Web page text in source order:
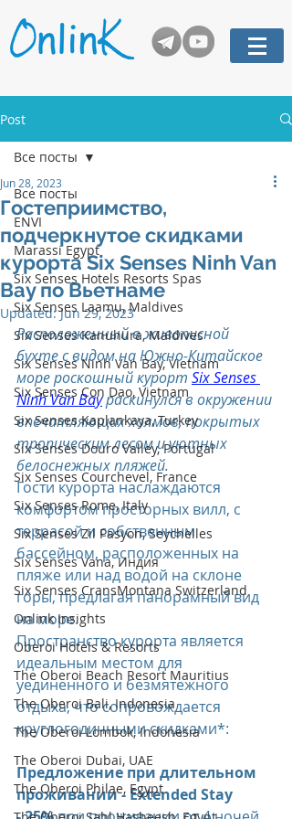
Post
Все посты
ENVI
Marassi Egypt
Six Senses Hotels Resorts Spas
Six Senses Laamu, Maldives
Six Senses Kanuhura, Maldives
Six Senses Ninh Van Bay, Vietnam
Six Senses Con Dao, Vietnam
Six Senses Kaplankaya, Turkey
Six Senses Douro Valley, Portugal
Six Senses Courchevel, France
Six Senses Rome, Italy
Six Senses Zil Pasyon, Seychelles
Six Senses Vana, Индия
Six Senses CransMontana Switzerland
Onlink Insights
Oberoi Hotels & Resorts
The Oberoi Beach Resort Mauritius
The Oberoi Bali, Indonesia
The Oberoi Lombok, Indonesia
The Oberoi Dubai, UAE
The Oberoi Philae, Egypt
Все посты
Гостеприимство,
подчеркнутое скидками
курорта Six Senses Ninh Van
Bay по Вьетнаме
Jun 28, 2023
Updated:Jun 29, 2023
Расположенный в живописной
бухте с видом на Южно-Китайское
море роскошный курорт Six Senses
Ninh Van Bay раскинулся в окружении
впечатляющих холмов, покрытых
тропическим лесом и уютных
белоснежных пляжей.
Гости курорта наслаждаются
комфортом просторных вилл, с
террасой и собственным
бассейном, расположенных на
пляже или над водой на склоне
горы, предлагая панорамный вид
на море.
Пространство курорта является
идеальным местом для
уединенного и безмятежного
отдыха, что сопровождается
круглогодичными скидками*:
Предложение при длительном
проживании - Extended Stay